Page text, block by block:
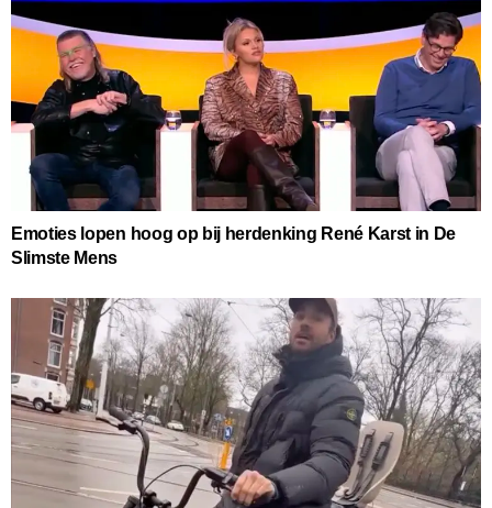
Emoties lopen hoog op bij herdenking René Karst in De
Slimste Mens